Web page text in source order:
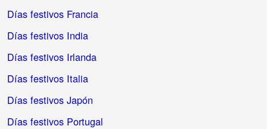
Días festivos Francia
Días festivos India
Días festivos Irlanda
Días festivos Italia
Días festivos Japón
Días festivos Portugal